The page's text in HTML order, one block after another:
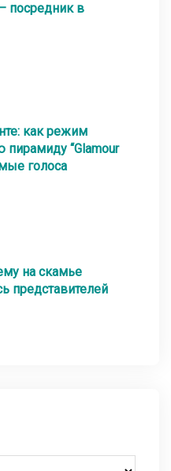
посредник в
как режим
пирамиду “Glamour
голоса
на скамье
представителей